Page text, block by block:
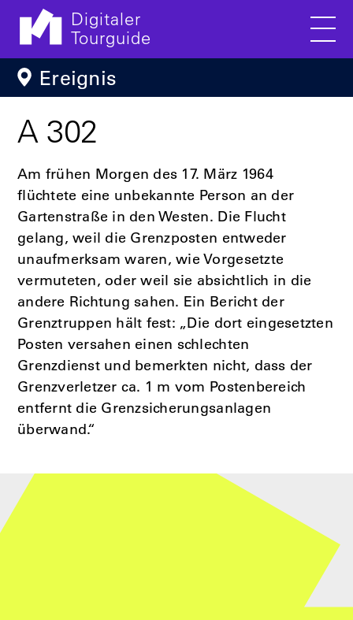
Direkt zum Inhalt
Digitaler
Tourguide
Ereignis
A 302
Am frühen Morgen des 17. März 1964
flüchtete eine unbekannte Person an der
Gartenstraße in den Westen. Die Flucht
gelang, weil die Grenzposten entweder
unaufmerksam waren, wie Vorgesetzte
vermuteten, oder weil sie absichtlich in die
andere Richtung sahen. Ein Bericht der
Grenztruppen hält fest: „Die dort eingesetzten
Posten versahen einen schlechten
Grenzdienst und bemerkten nicht, dass der
Grenzverletzer ca. 1 m vom Postenbereich
entfernt die Grenzsicherungsanlagen
überwand.“